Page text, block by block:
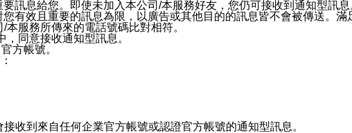
訊息給您。即使未加入本公司/本服務好友，您仍可接收到通知型訊息
有效且重要的訊息為限，以廣告或其他目的的訊息皆不會被傳送。滿
服務所傳來的電話號碼比對相符。
同意接收通知型訊息。
方帳號。
接收到來自任何企業官方帳號或認證官方帳號的通知型訊息。